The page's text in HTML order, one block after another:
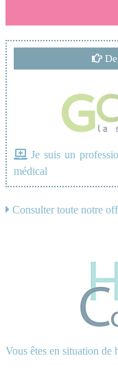
Je suis un
médical
Consulter toute notre
Vous êtes en situation de